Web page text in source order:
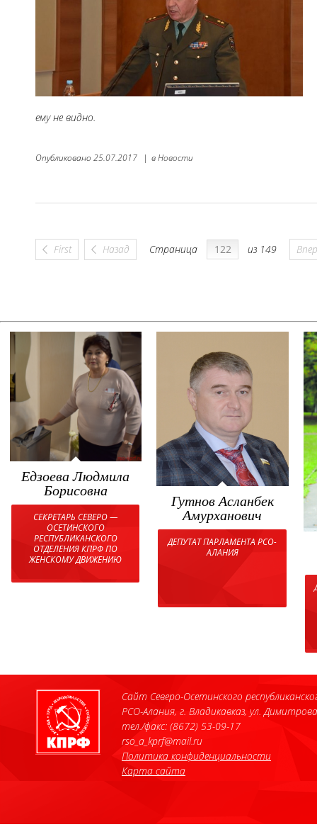
ему не видно.
Опубликовано 25.07.2017 | вНовости
First Назад Страница из 149
Едзоева Людмила
Борисовна
СЕКРЕТАРЬ СЕВЕРО —
ОСЕТИНСКОГО
РЕСПУБЛИКАНСКОГО
ОТДЕЛЕНИЯ КПРФ ПО
ЖЕНСКОМУ ДВИЖЕНИЮ
Гутнов Асланбек
Амурханович
ДЕПУТАТ ПАРЛАМЕНТА РСО-
АЛАНИЯ
Сайт Северо-Осетинского
РСО-Алания, г. Владикавказ, ул.
тел./факс: (8672) 53-09-17
rso_a_kprf@mail.ru
Политика конфиденциальности
Карта сайта